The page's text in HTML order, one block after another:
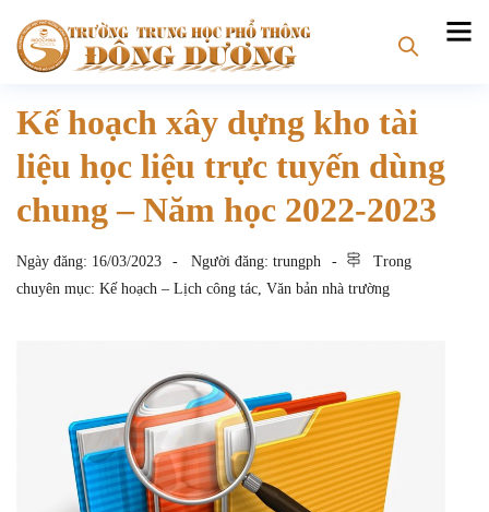
Kế hoạch xây dựng kho tài
liệu học liệu trực tuyến dùng
chung – Năm học 2022-2023
Ngày đăng: 16/03/2023 Người đăng: trungph
Trong
chuyên mục: Kế hoạch – Lịch công tác, Văn bản nhà trường